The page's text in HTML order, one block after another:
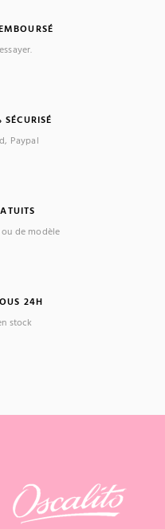
Paypal
de modèle
24H
stock